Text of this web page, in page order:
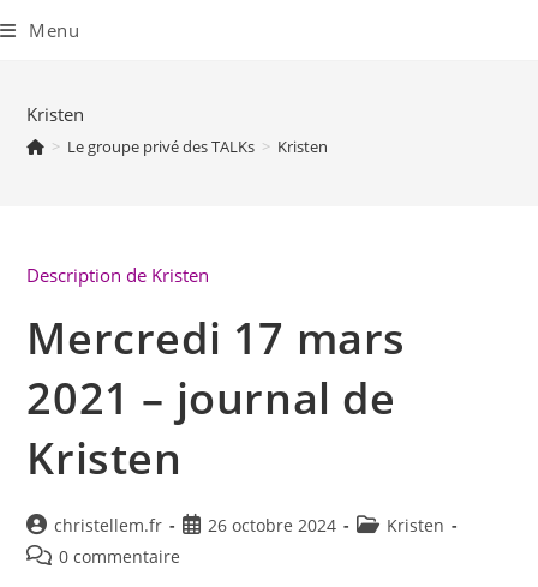
to
content
Menu
Kristen
> Le groupe privé des TALKs > Kristen
Description de Kristen
Mercredi 17 mars
2021 – journal de
Kristen
Auteur/autrice
de
christellem.fr
Publication
26 octobre 2024
PostKristen
Commentaires
0 commentaire